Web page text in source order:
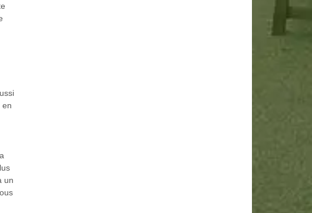
en
un